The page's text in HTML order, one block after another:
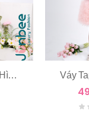
Váy Công Chúa Hình Cánh Bướm